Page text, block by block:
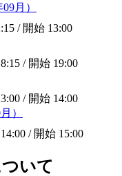
月）
/ 開始 13:00
/ 開始 19:00
/ 開始 14:00
）
/ 開始 15:00
いて